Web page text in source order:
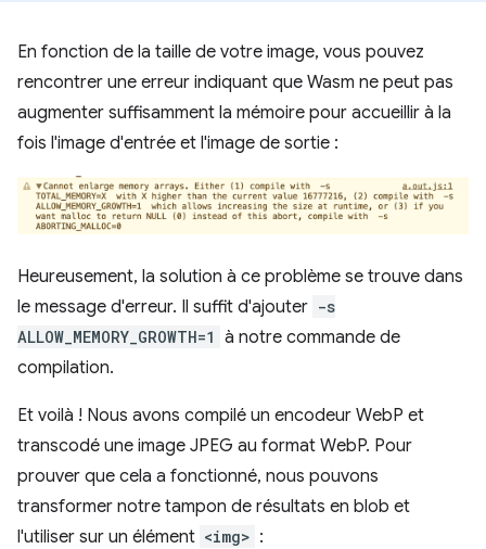
En fonction de la taille de votre image, vous pouvez
rencontrer une erreur indiquant que Wasm ne peut pas
augmenter suffisamment la mémoire pour accueillir à la
fois l'image d'entrée et l'image de sortie :
Heureusement, la solution à ce problème se trouve dans
le message d'erreur. Il suffit d'ajouter -s
ALLOW_MEMORY_GROWTH=1 à notre commande de
compilation.
Et voilà ! Nous avons compilé un encodeur WebP et
transcodé une image JPEG au format WebP. Pour
prouver que cela a fonctionné, nous pouvons
transformer notre tampon de résultats en blob et
l'utiliser sur un élément <img> :